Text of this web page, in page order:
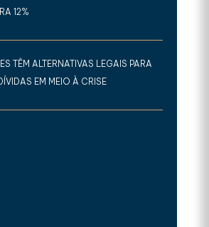
12%
TÊM ALTERNATIVAS LEGAIS PARA
EM MEIO À CRISE